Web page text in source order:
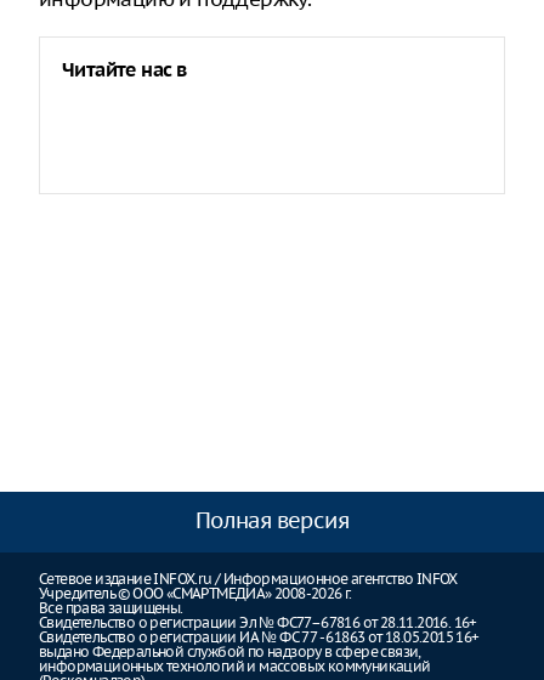
Читайте нас в
Полная версия
Сетевое издание INFOX.ru / Информационное агентство INFOX
Учредитель © ООО «СМАРТМЕДИА» 2008-2026 г.
Все права защищены.
Свидетельство о регистрации Эл № ФС77–67816 от 28.11.2016. 16+
Свидетельство о регистрации ИА № ФС 77 - 61863 от 18.05.2015 16+
выдано Федеральной службой по надзору в сфере связи,
информационных технологий и массовых коммуникаций